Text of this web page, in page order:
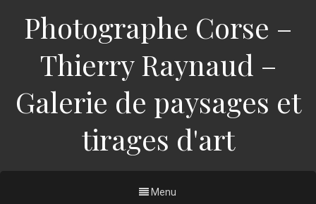
Photographe Corse –
Thierry Raynaud –
Galerie de paysages et
tirages d'art
Menu